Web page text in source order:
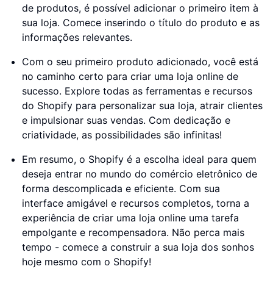
de produtos, é possível adicionar o primeiro item à
sua loja. Comece inserindo o título do produto e as
informações relevantes.
Com o seu primeiro produto adicionado, você está
no caminho certo para criar uma loja online de
sucesso. Explore todas as ferramentas e recursos
do Shopify para personalizar sua loja, atrair clientes
e impulsionar suas vendas. Com dedicação e
criatividade, as possibilidades são infinitas!
Em resumo, o Shopify é a escolha ideal para quem
deseja entrar no mundo do comércio eletrônico de
forma descomplicada e eficiente. Com sua
interface amigável e recursos completos, torna a
experiência de criar uma loja online uma tarefa
empolgante e recompensadora. Não perca mais
tempo - comece a construir a sua loja dos sonhos
hoje mesmo com o Shopify!